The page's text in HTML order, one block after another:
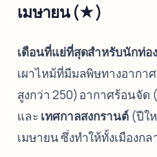
เมษายน (★)
เดือนที่แย่ที่สุดสำหรับนักท่อ
เผาไหม้ที่มีมลพิษทางอาก
สูงกว่า 250) อากาศร้อนจัด
และ เทศกาลสงกรานต์ (ปีใ
เมษายน ซึ่งทำให้ทั้งเมืองก